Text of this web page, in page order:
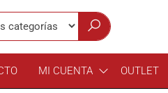
MI CUENTA OUTLET